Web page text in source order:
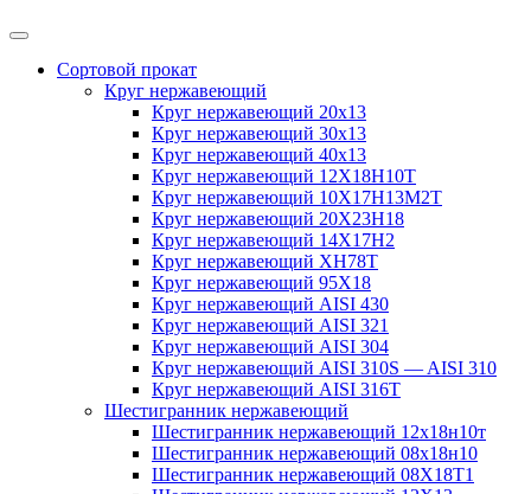
Сортовой прокат
Круг нержавеющий
Круг нержавеющий 20х13
Круг нержавеющий 30х13
Круг нержавеющий 40х13
Круг нержавеющий 12Х18Н10Т
Круг нержавеющий 10Х17Н13М2T
Круг нержавеющий 20Х23Н18
Круг нержавеющий 14Х17Н2
Круг нержавеющий ХН78Т
Круг нержавеющий 95Х18
Круг нержавеющий AISI 430
Круг нержавеющий AISI 321
Круг нержавеющий AISI 304
Круг нержавеющий AISI 310S — AISI 310
Круг нержавеющий AISI 316T
Шестигранник нержавеющий
Шестигранник нержавеющий 12х18н10т
Шестигранник нержавеющий 08х18н10
Шестигранник нержавеющий 08Х18Т1